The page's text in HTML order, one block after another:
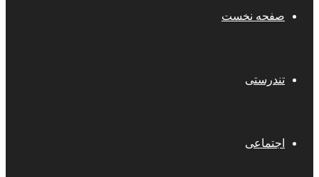
صفحه نخست
تندرستی
اجتماعی